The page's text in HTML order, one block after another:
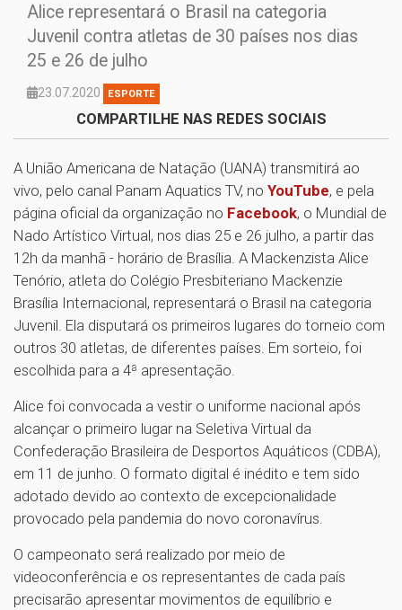
Alice representará o Brasil na categoria
Juvenil contra atletas de 30 países nos dias
25 e 26 de julho
23.07.2020 ESPORTE
COMPARTILHE NAS REDES SOCIAIS
A União Americana de Natação (UANA) transmitirá ao
vivo, pelo canal Panam Aquatics TV, no YouTube, e pela
página oficial da organização no Facebook, o Mundial de
Nado Artístico Virtual, nos dias 25 e 26 julho, a partir das
12h da manhã - horário de Brasília. A Mackenzista Alice
Tenório, atleta do Colégio Presbiteriano Mackenzie
Brasília Internacional, representará o Brasil na categoria
Juvenil. Ela disputará os primeiros lugares do torneio com
outros 30 atletas, de diferentes países. Em sorteio, foi
escolhida para a 4ª apresentação.
Alice foi convocada a vestir o uniforme nacional após
alcançar o primeiro lugar na Seletiva Virtual da
Confederação Brasileira de Desportos Aquáticos (CDBA),
em 11 de junho. O formato digital é inédito e tem sido
adotado devido ao contexto de excepcionalidade
provocado pela pandemia do novo coronavírus.
O campeonato será realizado por meio de
videoconferência e os representantes de cada país
precisarão apresentar movimentos de equilíbrio e